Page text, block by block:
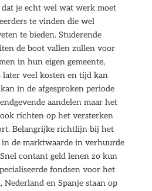
je echt wel wat werk moet
te vinden die wel
te bieden. Studerende
de boot vallen zullen voor
in hun eigen gemeente,
veel kosten en tijd kan
in de afgesproken periode
aandelen maar het
richten op het versterken
Belangrijke richtlijn bij het
de marktwaarde in verhuurde
contant geld lenen zo kun
fondsen voor het
Nederland en Spanje staan op